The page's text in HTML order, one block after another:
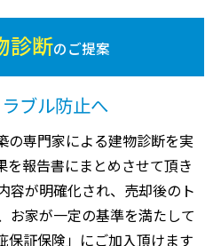
診断のご提案
ブル防止へ
の専門家による建物診断を実
報告書にまとめさせて頂き
容が明確化され、売却後のト
お家が一定の基準を満たして
保証保険」にご加入頂けます